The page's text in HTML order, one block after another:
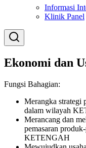
Informasi
Klinik Panel
Ekonomi dan
Fungsi Bahagian:
Merangka strategi
dalam wilayah
Merancang dan
pemasaran
KETENGAH